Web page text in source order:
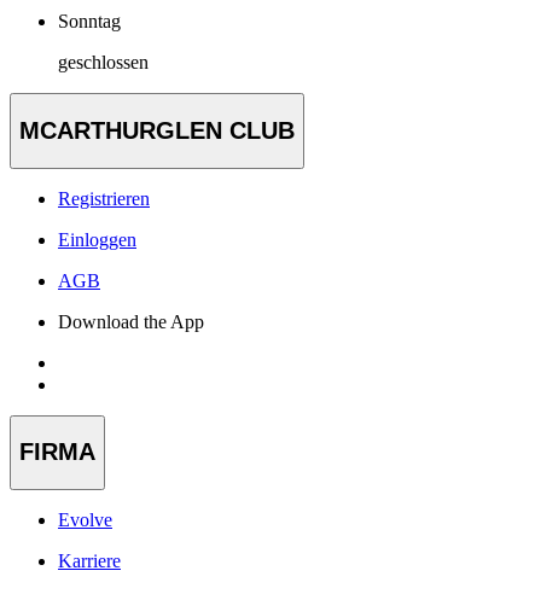
Sonntag
geschlossen
MCARTHURGLEN CLUB
Registrieren
Einloggen
AGB
Download the App
FIRMA
Evolve
Karriere